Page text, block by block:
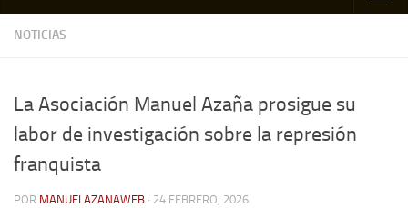
Inicio
Quienes somos
Actividades
Colabora
NOTICIAS
La Asociación Manuel Azaña prosigue su
labor de investigación sobre la represión
franquista
POR MANUELAZANAWEB · 24 FEBRERO, 2026